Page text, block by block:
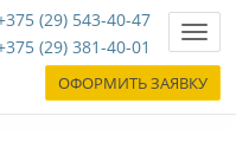
(29) 543-40-47
(29) 381-40-01
ОФОРМИТЬ ЗАЯВКУ